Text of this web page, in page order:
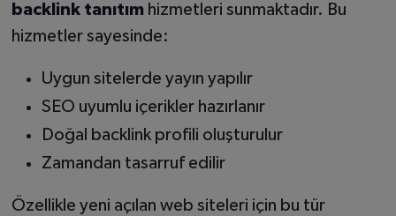
backlink tanıtımhizmetleri sunmaktadır. Bu
hizmetler sayesinde:
Uygun sitelerde yayın yapılır
SEO uyumlu içerikler hazırlanır
Doğal backlink profili oluşturulur
Zamandan tasarruf edilir
Özellikle yeni açılan web siteleri için bu tür